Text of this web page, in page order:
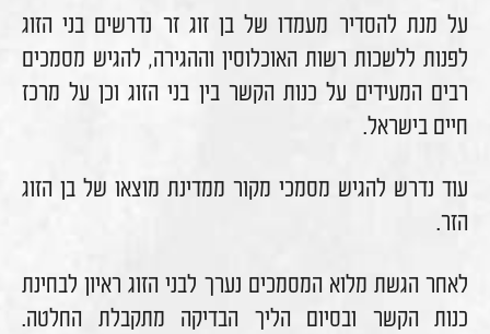
על מנת להסדיר מעמדו של בן זוג זר נדרשים בני הזוג
לפנות ללשכות רשות האוכלוסין וההגירה, להגיש מסמכים
רבים המעידים על כנות הקשר בין בני הזוג וכן על מרכז
חיים בישראל.
עוד נדרש להגיש מסמכי מקור ממדינת מוצאו של בן הזוג
הזר.
לאחר הגשת מלוא המסמכים נערך לבני הזוג ראיון לבחינת
כנות הקשר ובסיום הליך הבדיקה מתקבלת החלטה.